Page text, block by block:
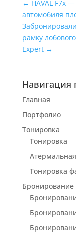
← HAVAL F7х
автомобиля
рамку
Expert →
Навигация
Главная
Портфолио
Тонировка
Тонировка
Тонировка
Бронирование